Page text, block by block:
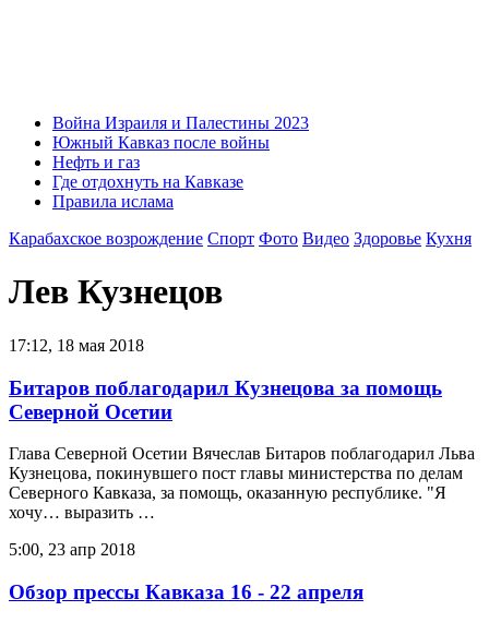
Война Израиля и Палестины 2023
Южный Кавказ после войны
Нефть и газ
Где отдохнуть на Кавказе
Правила ислама
Карабахское возрождение Спорт Фото Видео Здоровье Кухня
Лев Кузнецов
17:12, 18 мая 2018
Битаров поблагодарил Кузнецова за помощь
Северной Осетии
Глава Северной Осетии Вячеслав Битаров поблагодарил Льва
Кузнецова, покинувшего пост главы министерства по делам
Северного Кавказа, за помощь, оказанную республике. "Я
хочу… выразить …
5:00, 23 апр 2018
Обзор прессы Кавказа 16 - 22 апреля